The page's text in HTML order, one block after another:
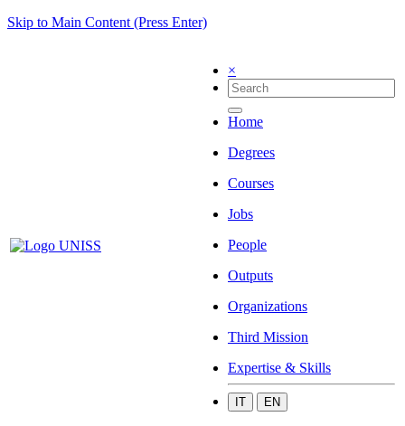
Skip to Main Content (Press Enter)
×
Home
Degrees
Courses
Jobs
People
Outputs
Organizations
Third Mission
Expertise & Skills
IT EN